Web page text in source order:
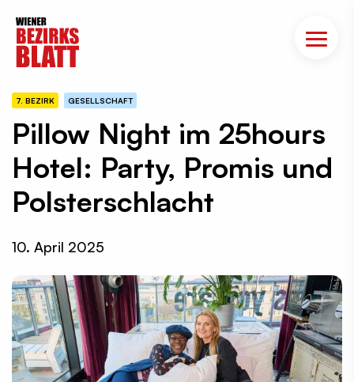
7. BEZIRK GESELLSCHAFT
Pillow Night im 25hours
Hotel: Party, Promis und
Polsterschlacht
10. April 2025